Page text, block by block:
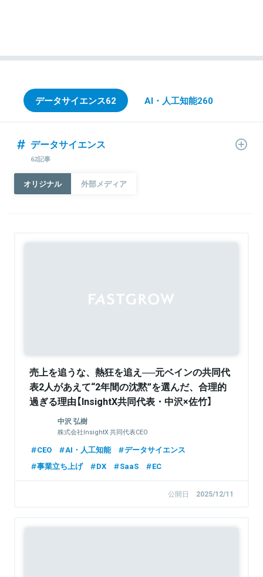
データサイエンス62 AI・人工知能260
データサイエンス
62記事
オリジナル 外部メディア
売上を追うな、熱狂を追え──元ベインの共同代
表2人があえて“2年間の沈黙”を選んだ、合理的
過ぎる理由【InsightX共同代表・中沢×佐竹】
中沢 弘樹
株式会社InsightX 共同代表CEO
CEO AI・人工知能
データサイエンス
事業立ち上げ
DX SaaS EC
公開日 2025/12/11